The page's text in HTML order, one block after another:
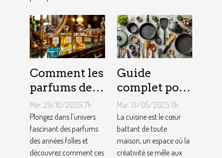
Comment les
parfums des
années folles
influencent-
ils la mode
moderne ?
Mer. 29/10/2025 7h
Plongez dans l’univers
fascinant des parfums
des années folles et
découvrez comment ces
Guide
complet pour
choisir le
meilleur
équipement
de cuisine
Mar. 13/05/2025 11h
La cuisine est le cœur
battant de toute
maison, un espace où la
créativité se mêle aux